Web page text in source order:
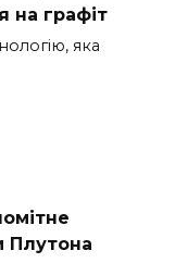
на графіт
яка
Плутона